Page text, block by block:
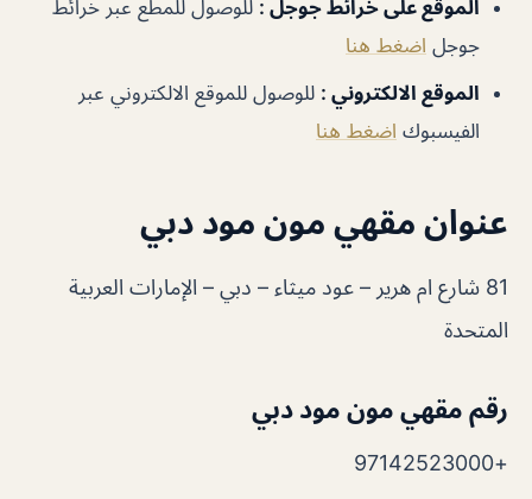
الموقع على خرائط جوجل : للوصول للمطع عبر خرائط
جوجل اضغط هنا
الموقع الالكتروني : للوصول للموقع الالكتروني عبر
الفيسبوك اضغط هنا
عنوان مقهي مون مود دبي
81 شارع ام هرير – عود ميثاء – دبي – الإمارات العربية
المتحدة
رقم مقهي مون مود دبي
+97142523000